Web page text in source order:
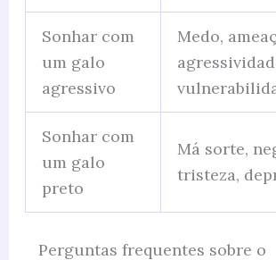
Sonhar com
um galo
agressivo
Medo,
Sonhar com
um galo
preto
Má sorte,
tristeza,
Perguntas frequentes sobre o